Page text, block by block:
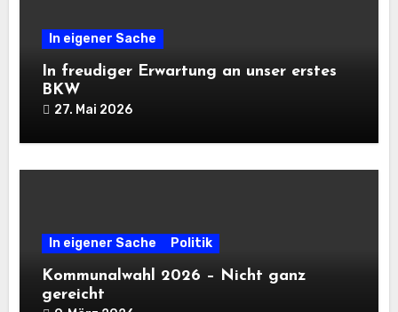
In eigener Sache
In freudiger Erwartung an unser erstes
BKW
27. Mai 2026
In eigener Sache Politik
Kommunalwahl 2026 – Nicht ganz
gereicht